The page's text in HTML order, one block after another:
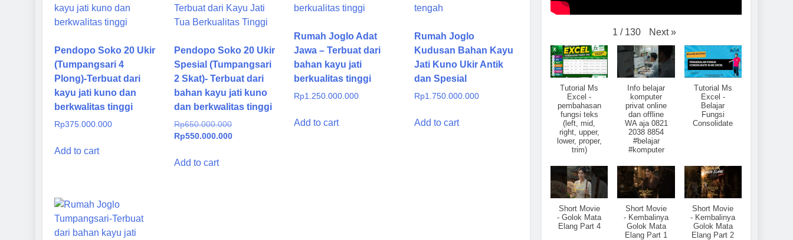
Pendopo Soko 20 Ukir
(Tumpangsari 4
Plong)-Terbuat dari
kayu jati kuno dan
berkwalitas tinggi
Rp375.000.000
Add to cart
Pendopo Soko 20 Ukir
Spesial (Tumpangsari
2 Skat)- Terbuat dari
bahan kayu jati kuno
dan berkwalitas tinggi
Rp650.000.000Original
price
Rp550.000.000Current
Add to cart
Rumah Joglo Adat
Jawa – Terbuat dari
bahan kayu jati
berkualitas tinggi
Rp1.250.000.000
Add to cart
Rumah Joglo
Kudusan Bahan Kayu
Jati Kuno Ukir Antik
dan Spesial
Rp1.750.000.000
Add to cart
1 / 130 Next »
Tutorial Ms
Excel -
pembahasan
fungsi teks
(left, mid,
right, upper,
lower, proper,
trim)
Info belajar
komputer
privat online
dan offline
WA aja 0821
2038 8854
#belajar
#komputer
Tutorial Ms
Excel -
Belajar
Fungsi
Consolidate
Short Movie
- Golok Mata
Elang Part 4
Short Movie
- Kembalinya
Golok Mata
Elang Part 1
Short Movie
- Kembalinya
Golok Mata
Elang Part 2